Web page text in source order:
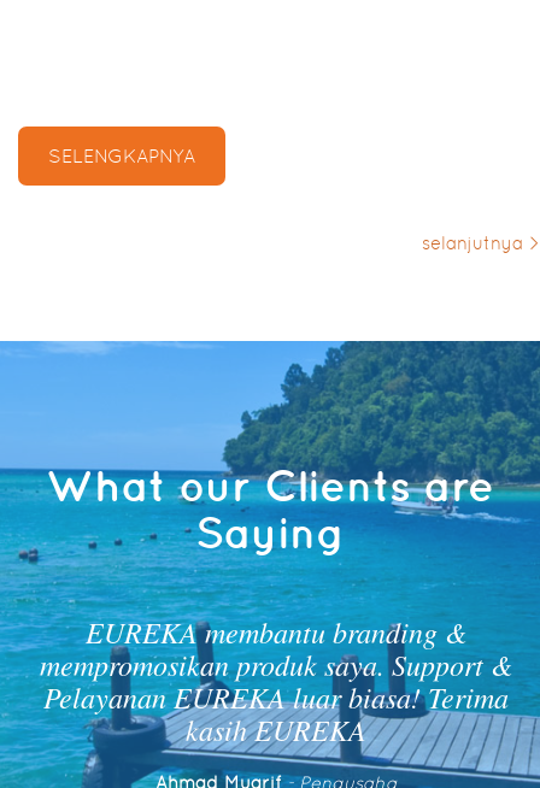
SELENGKAPNYA
selanjutnya >
What our Clients are
Saying
EUREKA membantu branding &
mempromosikan produk saya. Support &
Pelayanan EUREKA luar biasa! Terima
kasih EUREKA
Ahmad Muarif- Pengusaha